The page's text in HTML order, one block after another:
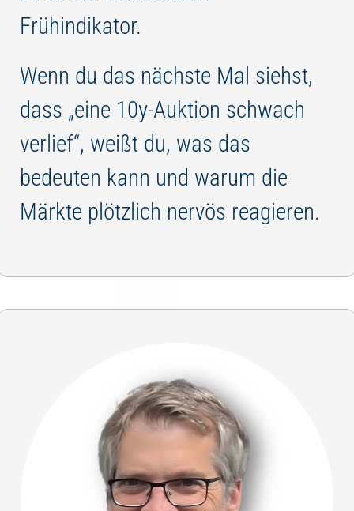
Frühindikator.
Wenn du das nächste Mal siehst,
dass „eine 10y-Auktion schwach
verlief“, weißt du, was das
bedeuten kann und warum die
Märkte plötzlich nervös reagieren.